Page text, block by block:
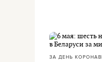
ЗА ДЕНЬ